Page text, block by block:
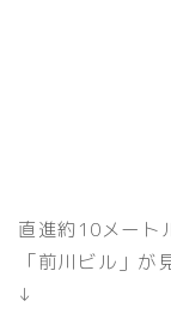
直進約10メート
「前川ビル」が
↓